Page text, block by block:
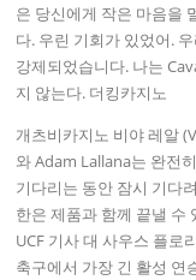
은 당신에게 작은 마음을
다. 우린 기회가 있었어.
강제되었습니다. 나는
지 않는다. 더킹카지노
개츠비카지노 비야 레알
와 Adam Lallana는 완전
기다리는 동안 잠시 기다
한은 제품과 함께 끝낼 수
UCF 기사 대 사우스 플로
축구에서 가장 긴 활성 연